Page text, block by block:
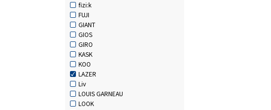
fizi:k
FUJI
GIANT
GIOS
GIRO
KASK
KOO
LAZER
Liv
LOUIS GARNEAU
LOOK